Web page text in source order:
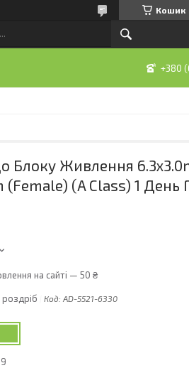
Кошик
+380
Блоку Живлення
(Female) (A Class) 1 День
на сайті — 50 ₴
Код: AD-5521-6330